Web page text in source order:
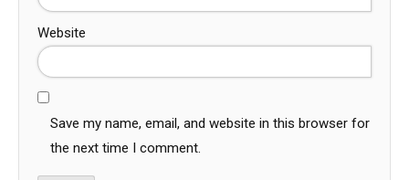
Website
Save my name, email, and website in this browser for
the next time I comment.